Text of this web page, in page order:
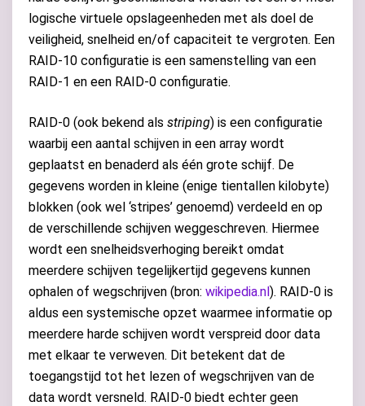
logische virtuele opslageenheden met als doel de
veiligheid, snelheid en/of capaciteit te vergroten. Een
RAID-10 configuratie is een samenstelling van een
RAID-1 en een RAID-0 configuratie.
RAID-0 (ook bekend als striping) is een configuratie
waarbij een aantal schijven in een array wordt
geplaatst en benaderd als één grote schijf. De
gegevens worden in kleine (enige tientallen kilobyte)
blokken (ook wel ‘stripes’ genoemd) verdeeld en op
de verschillende schijven weggeschreven. Hiermee
wordt een snelheidsverhoging bereikt omdat
meerdere schijven tegelijkertijd gegevens kunnen
ophalen of wegschrijven (bron: wikipedia.nl). RAID-0 is
aldus een systemische opzet waarmee informatie op
meerdere harde schijven wordt verspreid door data
met elkaar te verweven. Dit betekent dat de
toegangstijd tot het lezen of wegschrijven van de
data wordt versneld. RAID-0 biedt echter geen